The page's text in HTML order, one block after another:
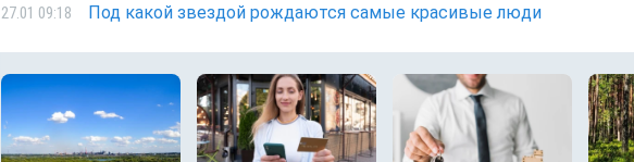
27.01 09:18 Под какой звездой рождаются самые красивые люди